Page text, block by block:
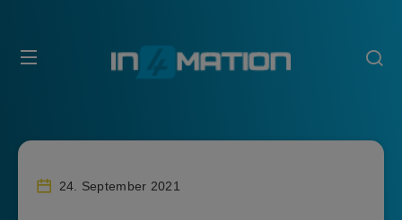
24. September 2021